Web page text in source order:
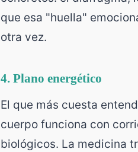
que esa "huella"
otra vez.
4. Plano energético
El que más cuesta
cuerpo funciona con
biológicos. La medicina